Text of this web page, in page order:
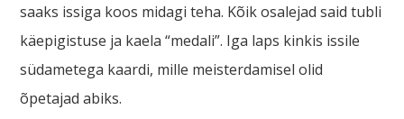
saaks issiga koos midagi teha. Kõik osalejad said tubli
käepigistuse ja kaela “medali”. Iga laps kinkis issile
südametega kaardi, mille meisterdamisel olid
õpetajad abiks.